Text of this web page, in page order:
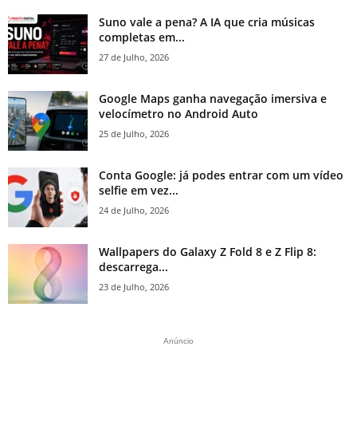
Suno vale a pena? A IA que cria músicas
completas em...
27 de Julho, 2026
Google Maps ganha navegação imersiva e
velocímetro no Android Auto
25 de Julho, 2026
Conta Google: já podes entrar com um vídeo
selfie em vez...
24 de Julho, 2026
Wallpapers do Galaxy Z Fold 8 e Z Flip 8:
descarrega...
23 de Julho, 2026
Anúncio